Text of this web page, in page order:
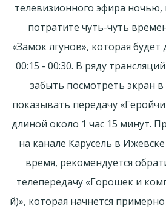
телевизионного эфира ночью,
потратите чуть-чуть
«Замок лгунов», которая
00:15 - 00:30. В ряду
забыть посмотреть экран в
показывать передачу
длиной около 1 час 15 минут.
на канале Карусель в
время, рекомендуется
телепередачу «Горошек и
й)», которая начнется